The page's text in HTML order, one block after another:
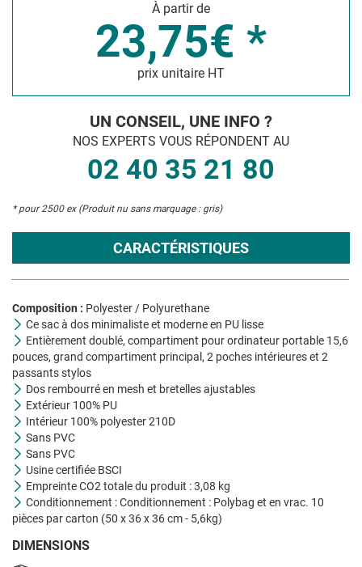
À partir de
23,75€ *
prix unitaire HT
UN CONSEIL, UNE INFO ?
NOS EXPERTS VOUS RÉPONDENT AU
02 40 35 21 80
* pour 2500 ex (Produit nu sans marquage : gris)
CARACTÉRISTIQUES
Composition : Polyester / Polyurethane
Ce sac à dos minimaliste et moderne en PU lisse
Entièrement doublé, compartiment pour ordinateur portable 15,6
pouces, grand compartiment principal, 2 poches intérieures et 2
passants stylos
Dos rembourré en mesh et bretelles ajustables
Extérieur 100% PU
Intérieur 100% polyester 210D
Sans PVC
Sans PVC
Usine certifiée BSCI
Empreinte CO2 totale du produit : 3,08 kg
Conditionnement : Conditionnement : Polybag et en vrac. 10
pièces par carton (50 x 36 x 36 cm - 5,6kg)
DIMENSIONS